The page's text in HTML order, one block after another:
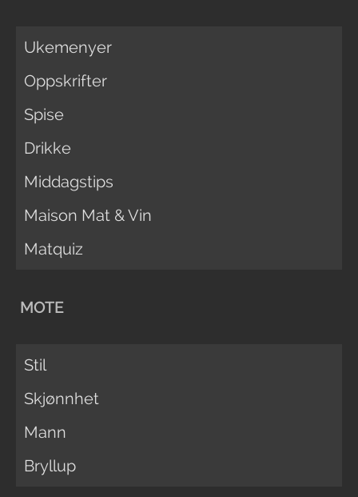
Ukemenyer
Oppskrifter
Spise
Drikke
Middagstips
Maison Mat & Vin
Matquiz
MOTE
Stil
Skjønnhet
Mann
Bryllup